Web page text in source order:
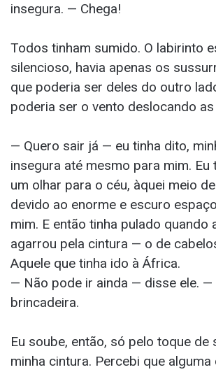
insegura. — Chega!
Todos tinham sumido. O labirinto
silencioso, havia apenas os
que poderia ser deles do outro
poderia ser o vento deslocando
— Quero sair já — eu tinha dito,
insegura até mesmo para mim. Eu
um olhar para o céu, àquei meio
devido ao enorme e escuro
mim. E então tinha pulado quando
agarrou pela cintura — o de
Aquele que tinha ido à África.
— Não pode ir ainda — disse ele. —
brincadeira.
Eu soube, então, só pelo toque de
minha cintura. Percebi que alguma